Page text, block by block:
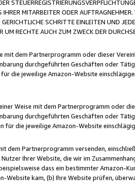
MITARBEITER ODER
SCHRITTE EINLEITEN UND
RECHTE AUCH ZUM ZWECK DER
dem Partnerprogramm oder dieser
durchgeführten Geschäften oder
die jeweilige Amazon-Website
Weise mit dem Partnerprogramm oder
durchgeführten Geschäften oder
für die jeweilige Amazon-Website
dem Partnerprogramm versenden,
Ihrer Website, die wir im
dass ein bestimmter Amazon-
kam, (b) Ihre Website prüfen,